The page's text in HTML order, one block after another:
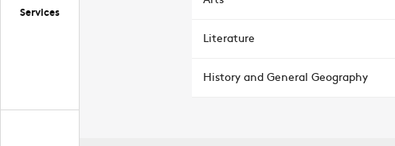
Services
Literature
History and General Geography